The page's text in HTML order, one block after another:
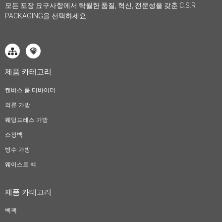
모든 포장 요구사항에서 탁월한 품질, 혁신, 전문성을 갖춘 C.S.R
PACKAGING을 선택하세요.
제품 카테고리
캔버스 룸 디바이더
의류 가방
웨딩드레스 가방
쇼핑백
방수 가방
웨이스트 백
제품 카테고리
백팩